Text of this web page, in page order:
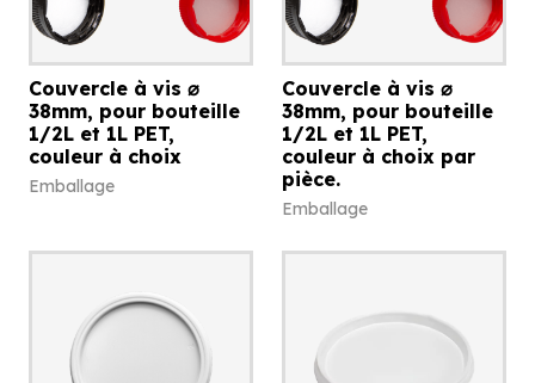
Couvercle à vis ⌀
38mm, pour bouteille
1/2L et 1L PET,
couleur à choix
Emballage
Couvercle à vis ⌀
38mm, pour bouteille
1/2L et 1L PET,
couleur à choix par
pièce.
Emballage